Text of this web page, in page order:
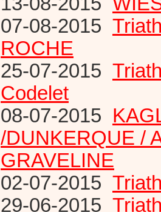
07-08-2015
ROCHE
25-07-2015
Codelet
08-07-2015
/DUNKERQUE /
GRAVELINE
02-07-2015
29-06-2015